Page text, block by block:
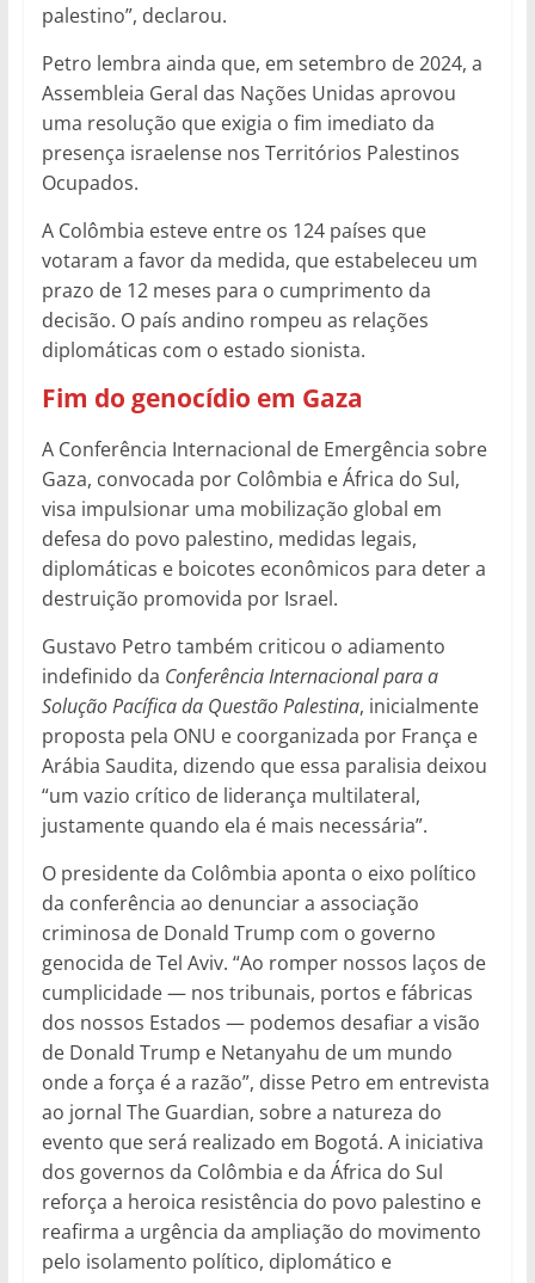
palestino”, declarou.
Petro lembra ainda que, em setembro de 2024, a
Assembleia Geral das Nações Unidas aprovou
uma resolução que exigia o fim imediato da
presença israelense nos Territórios Palestinos
Ocupados.
A Colômbia esteve entre os 124 países que
votaram a favor da medida, que estabeleceu um
prazo de 12 meses para o cumprimento da
decisão. O país andino rompeu as relações
diplomáticas com o estado sionista.
Fim do genocídio em Gaza
A Conferência Internacional de Emergência sobre
Gaza, convocada por Colômbia e África do Sul,
visa impulsionar uma mobilização global em
defesa do povo palestino, medidas legais,
diplomáticas e boicotes econômicos para deter a
destruição promovida por Israel.
Gustavo Petro também criticou o adiamento
indefinido da Conferência Internacional para a
Solução Pacífica da Questão Palestina, inicialmente
proposta pela ONU e coorganizada por França e
Arábia Saudita, dizendo que essa paralisia deixou
“um vazio crítico de liderança multilateral,
justamente quando ela é mais necessária”.
O presidente da Colômbia aponta o eixo político
da conferência ao denunciar a associação
criminosa de Donald Trump com o governo
genocida de Tel Aviv. “Ao romper nossos laços de
cumplicidade — nos tribunais, portos e fábricas
dos nossos Estados — podemos desafiar a visão
de Donald Trump e Netanyahu de um mundo
onde a força é a razão”, disse Petro em entrevista
ao jornal The Guardian, sobre a natureza do
evento que será realizado em Bogotá. A iniciativa
dos governos da Colômbia e da África do Sul
reforça a heroica resistência do povo palestino e
reafirma a urgência da ampliação do movimento
pelo isolamento político, diplomático e